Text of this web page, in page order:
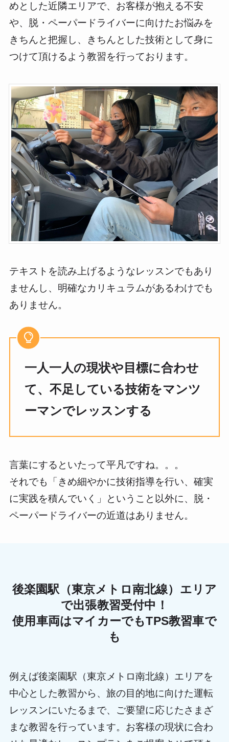
めとした近隣エリアで、お客様が抱える不安
や、脱・ペーパードライバーに向けたお悩みを
きちんと把握し、きちんとした技術として身に
つけて頂けるよう教習を行っております。
テキストを読み上げるようなレッスンでもあり
ませんし、明確なカリキュラムがあるわけでも
ありません。
一人一人の現状や目標に合わせ
て、不足している技術をマンツ
ーマンでレッスンする
言葉にするといたって平凡ですね。。。
それでも「きめ細やかに技術指導を行い、確実
に実践を積んでいく」ということ以外に、脱・
ペーパードライバーの近道はありません。
後楽園駅（東京メトロ南北線）エリア
で出張教習受付中！
使用車両はマイカーでもTPS教習車で
も
例えば後楽園駅（東京メトロ南北線）エリアを
中心とした教習から、旅の目的地に向けた運転
レッスンにいたるまで、ご要望に応じたさまざ
まな教習を行っています。お客様の現状に合わ